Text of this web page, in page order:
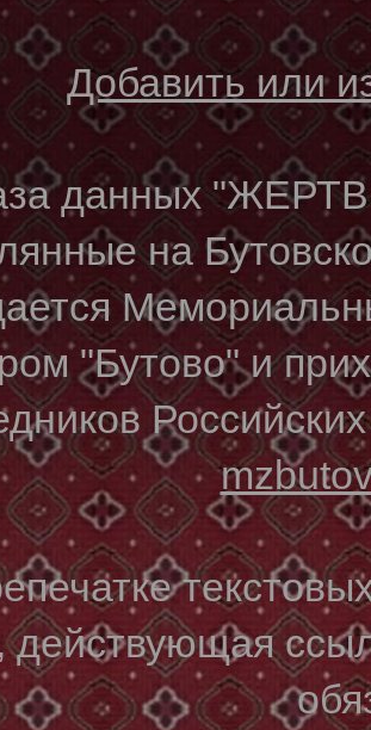
Добавить или
данных
на
"Бутово" и
действующая